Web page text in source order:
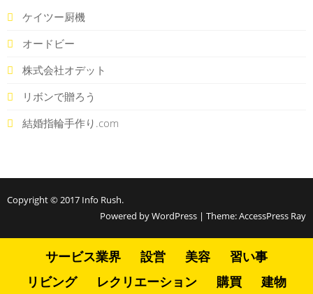
ケイツー厨機
オードビー
株式会社オデット
リボンで贈ろう
結婚指輪手作り.com
Copyright © 2017 Info Rush.
Powered by WordPress | Theme:AccessPress Ray
サービス業界 設営 美容
習い事
リビング
レクリエーション 購買 建物